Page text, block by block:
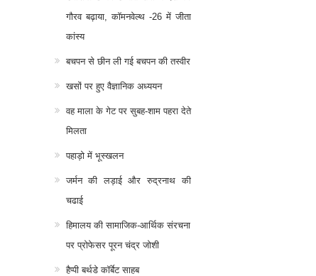
गौरव बढ़ाया, कॉमनवेल्थ -26 में जीता
कांस्य
बचपन से छीन ली गई बचपन की तस्वीर
खसों पर हुए वैज्ञानिक अध्ययन
वह माला के गेट पर सुबह-शाम पहरा देते
मिलता
पहाड़ो में भूस्खलन
जर्मन की लड़ाई और रुद्रनाथ की
चढाई
हिमालय की सामाजिक-आर्थिक संरचना
पर प्रोफेसर पूरन चंद्र जोशी
हैप्पी बर्थडे कॉर्बेट साहब